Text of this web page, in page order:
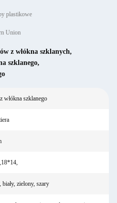
plastikowe
Union
z włókna szklanych,
szklanego,
włókna szklanego
biały, zielony, szary